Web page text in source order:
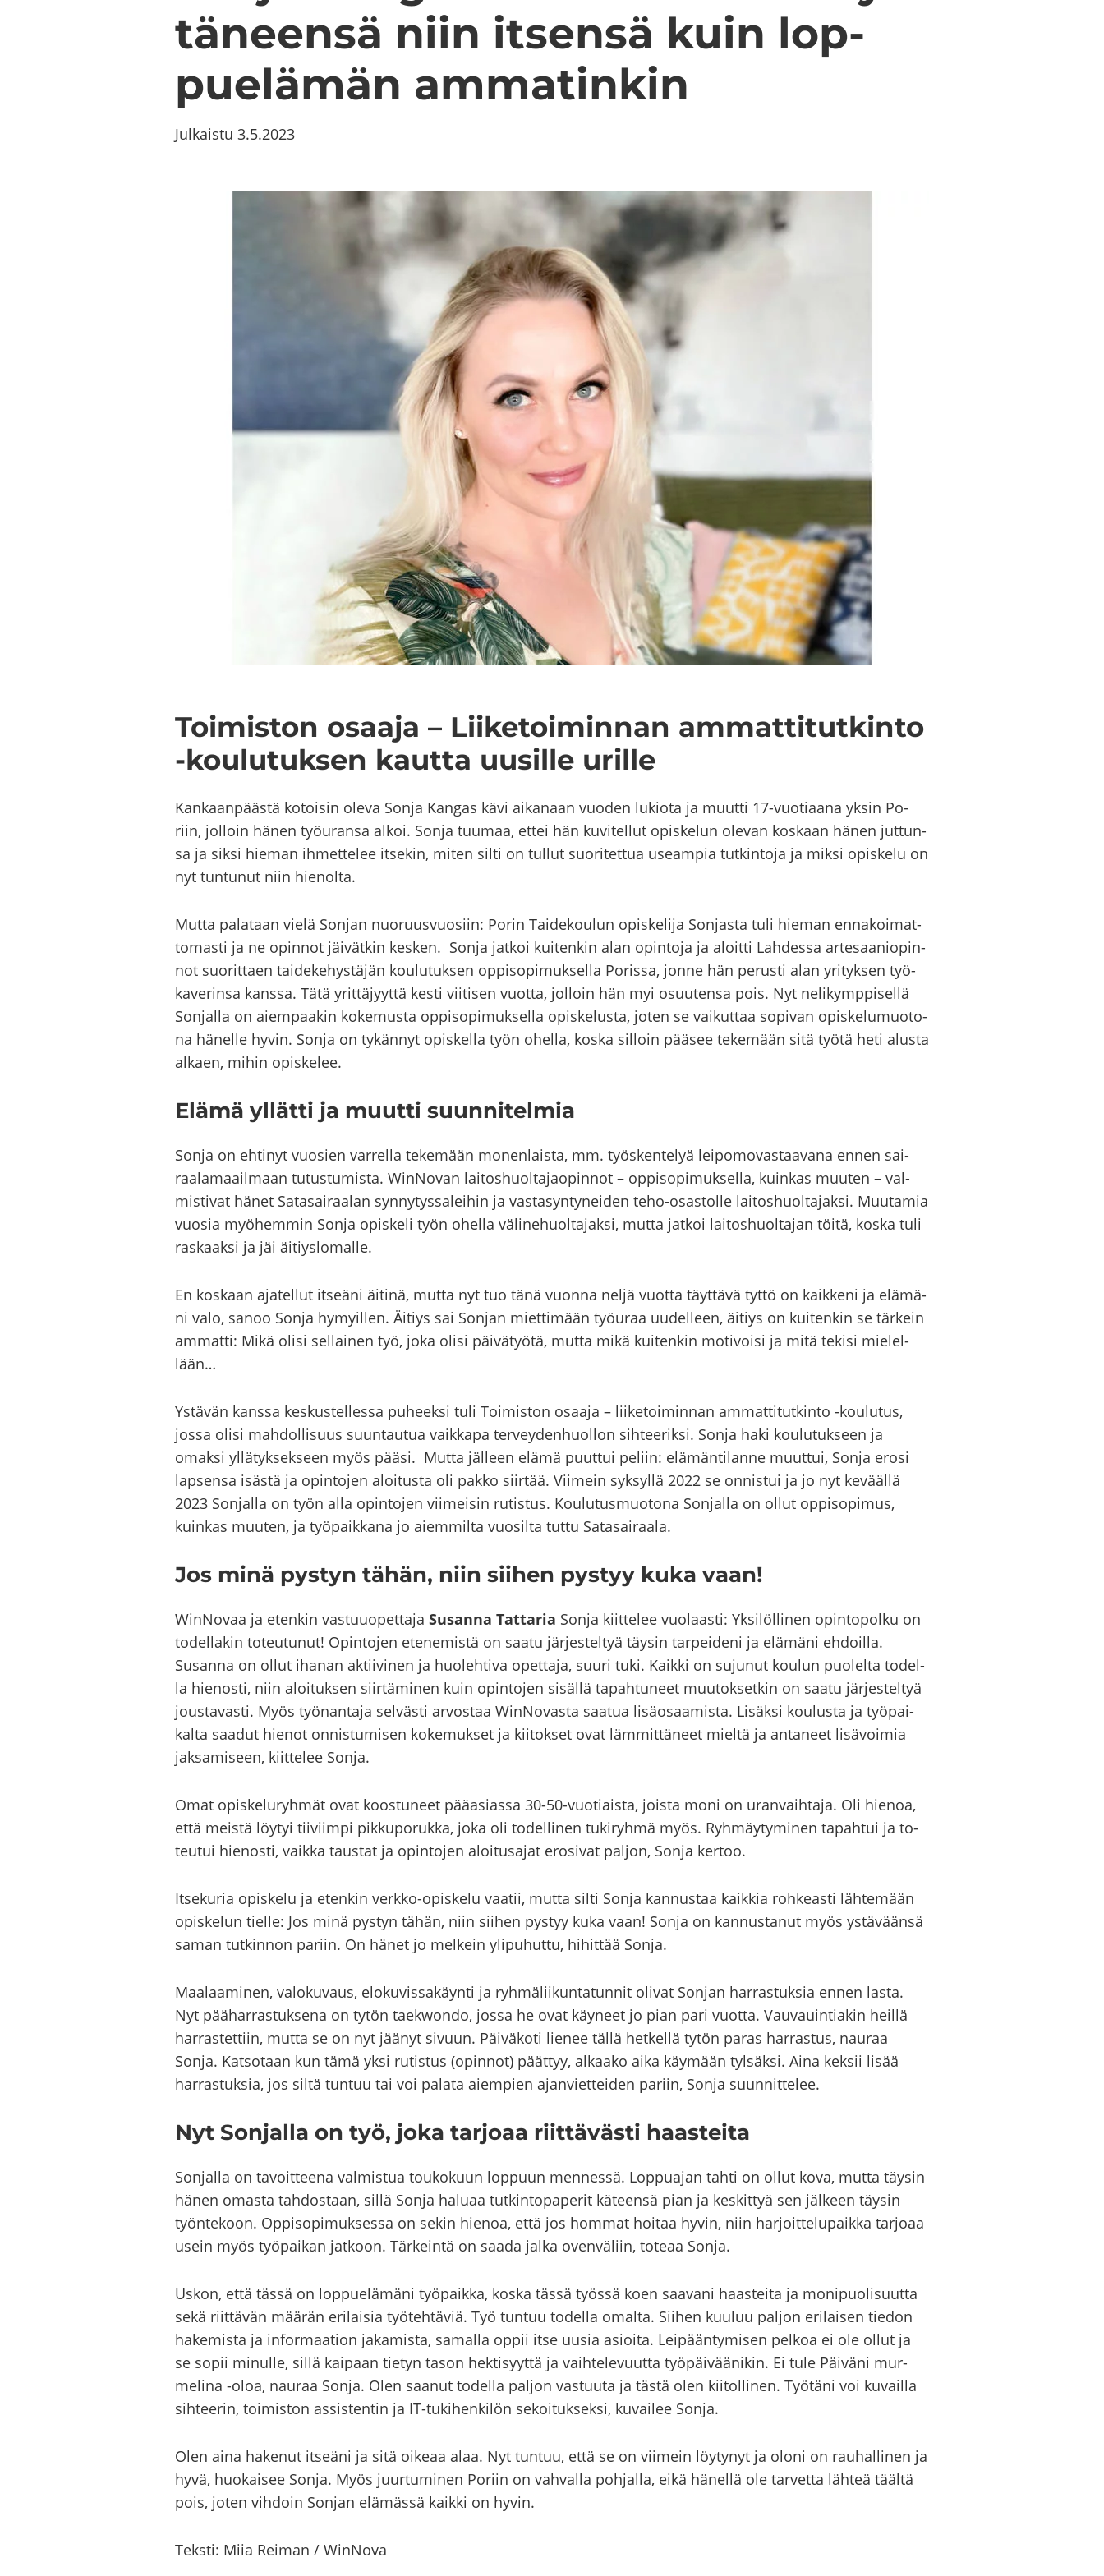
tä­neen­sä niin it­sen­sä kuin lop­
pue­lä­män am­ma­tin­kin
Julkaistu 3.5.2023
Toi­mis­ton osaa­ja – Lii­ke­toi­min­nan am­mat­ti­tut­kin­to
-​koulutuksen kaut­ta uusil­le uril­le
Kan­kaan­pääs­tä ko­toi­sin oleva Sonja Kan­gas kävi ai­ka­naan vuo­den lu­kio­ta ja muut­ti 17-​vuotiaana yksin Po­
riin, jol­loin hänen työ­uran­sa alkoi. Sonja tuu­maa, ettei hän ku­vi­tel­lut opis­ke­lun ole­van kos­kaan hänen jut­tun­
sa ja siksi hie­man ih­met­te­lee it­se­kin, miten silti on tul­lut suo­ri­tet­tua useam­pia tut­kin­to­ja ja miksi opis­ke­lu on
nyt tun­tu­nut niin hie­nol­ta.
Mutta pa­la­taan vielä Son­jan nuo­ruus­vuo­siin: Porin Tai­de­kou­lun opis­ke­li­ja Son­jas­ta tuli hie­man en­na­koi­mat­
to­mas­ti ja ne opin­not jäi­vät­kin kes­ken. Sonja jat­koi kui­ten­kin alan opin­to­ja ja aloit­ti Lah­des­sa ar­te­saa­nio­pin­
not suo­rit­taen tai­de­ke­hys­tä­jän kou­lu­tuk­sen op­pi­so­pi­muk­sel­la Po­ris­sa, jonne hän pe­rus­ti alan yri­tyk­sen työ­
ka­ve­rin­sa kans­sa. Tätä yrit­tä­jyyt­tä kesti vii­ti­sen vuot­ta, jol­loin hän myi osuu­ten­sa pois. Nyt ne­li­kymp­pi­sel­lä
Son­jal­la on ai­em­paa­kin ko­ke­mus­ta op­pi­so­pi­muk­sel­la opis­ke­lus­ta, joten se vai­kut­taa so­pi­van opis­ke­lu­muo­to­
na hä­nel­le hyvin. Sonja on ty­kän­nyt opis­kel­la työn ohel­la, koska sil­loin pää­see te­ke­mään sitä työtä heti alus­ta
al­kaen, mihin opis­ke­lee.
Elämä yl­lät­ti ja muut­ti suun­ni­tel­mia
Sonja on eh­ti­nyt vuo­sien var­rel­la te­ke­mään mo­nen­lais­ta, mm. työs­ken­te­lyä lei­po­mo­vas­taa­va­na ennen sai­
raa­la­maa­il­maan tu­tus­tu­mis­ta. WinNovan lai­tos­huol­ta­jao­pin­not – op­pi­so­pi­muk­sel­la, kuin­kas muu­ten – val­
mis­ti­vat hänet Sa­ta­sai­raa­lan syn­ny­tys­sa­lei­hin ja vas­ta­syn­ty­nei­den teho-​osastolle lai­tos­huol­ta­jak­si. Muu­ta­mia
vuo­sia myö­hem­min Sonja opis­ke­li työn ohel­la vä­li­ne­huol­ta­jak­si, mutta jat­koi lai­tos­huol­ta­jan töitä, koska tuli
ras­kaak­si ja jäi äi­tiys­lo­mal­le.
En kos­kaan aja­tel­lut it­seä­ni äi­ti­nä, mutta nyt tuo tänä vuon­na neljä vuot­ta täyt­tä­vä tyttö on kaik­ke­ni ja elä­mä­
ni valo, sanoo Sonja hy­myil­len. Äi­tiys sai Son­jan miet­ti­mään työ­uraa uu­del­leen, äi­tiys on kui­ten­kin se tär­kein
am­mat­ti: Mikä olisi sel­lai­nen työ, joka olisi päi­vä­työ­tä, mutta mikä kui­ten­kin mo­ti­voi­si ja mitä te­ki­si mie­lel­
lään…
Ys­tä­vän kans­sa kes­kus­tel­les­sa pu­heek­si tuli Toi­mis­ton osaa­ja – lii­ke­toi­min­nan am­mat­ti­tut­kin­to -​koulutus,
jossa olisi mah­dol­li­suus suun­tau­tua vaik­ka­pa ter­vey­den­huol­lon sih­tee­rik­si. Sonja haki kou­lu­tuk­seen ja
omak­si yl­lä­tyk­sek­seen myös pääsi. Mutta jäl­leen elämä puut­tui pe­liin: elä­män­ti­lan­ne muut­tui, Sonja erosi
lap­sen­sa isäs­tä ja opin­to­jen aloi­tus­ta oli pakko siir­tää. Vii­mein syk­syl­lä 2022 se on­nis­tui ja jo nyt ke­vääl­lä
2023 Son­jal­la on työn alla opin­to­jen vii­mei­sin ru­tis­tus. Kou­lu­tus­muo­to­na Son­jal­la on ollut op­pi­so­pi­mus,
kuin­kas muu­ten, ja työ­paik­ka­na jo ai­em­mil­ta vuo­sil­ta tuttu Sa­ta­sai­raa­la.
Jos minä pys­tyn tähän, niin sii­hen pys­tyy kuka vaan!
WinNovaa ja eten­kin vas­tuu­opet­ta­ja Susan­na Tat­ta­ria Sonja kiit­te­lee vuo­laas­ti: Yk­si­löl­li­nen opin­to­pol­ku on
to­del­la­kin to­teu­tu­nut! Opin­to­jen ete­ne­mis­tä on saatu jär­jes­tel­tyä täy­sin tar­pei­de­ni ja elä­mä­ni eh­doil­la.
Susan­na on ollut iha­nan ak­tii­vi­nen ja huo­leh­ti­va opet­ta­ja, suuri tuki. Kaik­ki on su­ju­nut kou­lun puo­lel­ta to­del­
la hie­nos­ti, niin aloi­tuk­sen siir­tä­mi­nen kuin opin­to­jen si­säl­lä ta­pah­tu­neet muu­tok­set­kin on saatu jär­jes­tel­tyä
jous­ta­vas­ti. Myös työ­nan­ta­ja sel­väs­ti ar­vos­taa WinNovasta saa­tua li­sä­osaa­mis­ta. Li­säk­si kou­lus­ta ja työ­pai­
kal­ta saa­dut hie­not on­nis­tu­mi­sen ko­ke­muk­set ja kii­tok­set ovat läm­mit­tä­neet miel­tä ja an­ta­neet li­sä­voi­mia
jak­sa­mi­seen, kiit­te­lee Sonja.
Omat opis­ke­lu­ryh­mät ovat koos­tu­neet pää­asias­sa 30-50-​vuotiaista, jois­ta moni on uran­vaih­ta­ja. Oli hie­noa,
että meis­tä löy­tyi tii­viim­pi pik­ku­po­ruk­ka, joka oli to­del­li­nen tu­ki­ryh­mä myös. Ryh­mäy­ty­mi­nen ta­pah­tui ja to­
teu­tui hie­nos­ti, vaik­ka taus­tat ja opin­to­jen aloi­tusa­jat ero­si­vat pal­jon, Sonja ker­too.
It­se­ku­ria opis­ke­lu ja eten­kin verkko-​opiskelu vaa­tii, mutta silti Sonja kan­nus­taa kaik­kia roh­keas­ti läh­te­mään
opis­ke­lun tiel­le: Jos minä pys­tyn tähän, niin sii­hen pys­tyy kuka vaan! Sonja on kan­nus­ta­nut myös ys­tä­vään­sä
saman tut­kin­non pa­riin. On hänet jo mel­kein yli­pu­hut­tu, hi­hit­tää Sonja.
Maa­laa­mi­nen, va­lo­ku­vaus, elo­ku­vis­sa­käyn­ti ja ryh­mä­lii­kun­ta­tun­nit oli­vat Son­jan har­ras­tuk­sia ennen lasta.
Nyt pää­har­ras­tuk­se­na on tytön taekwondo, jossa he ovat käy­neet jo pian pari vuot­ta. Vau­vauin­tia­kin heil­lä
har­ras­tet­tiin, mutta se on nyt jää­nyt si­vuun. Päi­vä­ko­ti lie­nee tällä het­kel­lä tytön paras har­ras­tus, nau­raa
Sonja. Kat­so­taan kun tämä yksi ru­tis­tus (opin­not) päät­tyy, al­kaa­ko aika käy­mään tyl­säk­si. Aina kek­sii lisää
har­ras­tuk­sia, jos siltä tun­tuu tai voi pa­la­ta ai­em­pien ajan­viet­tei­den pa­riin, Sonja suun­nit­te­lee.
Nyt Son­jal­la on työ, joka tar­jo­aa riit­tä­väs­ti haas­tei­ta
Son­jal­la on ta­voit­tee­na val­mis­tua tou­ko­kuun lop­puun men­nes­sä. Lop­pua­jan tahti on ollut kova, mutta täy­sin
hänen omas­ta tah­dos­taan, sillä Sonja ha­lu­aa tut­kin­to­pa­pe­rit kä­teen­sä pian ja kes­kit­tyä sen jäl­keen täy­sin
työn­te­koon. Op­pi­so­pi­muk­ses­sa on sekin hie­noa, että jos hom­mat hoi­taa hyvin, niin har­joit­te­lu­paik­ka tar­jo­aa
usein myös työ­pai­kan jat­koon. Tär­kein­tä on saada jalka oven­vä­liin, to­te­aa Sonja.
Uskon, että tässä on lop­pue­lä­mä­ni työ­paik­ka, koska tässä työs­sä koen saa­va­ni haas­tei­ta ja mo­ni­puo­li­suut­ta
sekä riit­tä­vän mää­rän eri­lai­sia työ­teh­tä­viä. Työ tun­tuu to­del­la omal­ta. Sii­hen kuu­luu pal­jon eri­lai­sen tie­don
ha­ke­mis­ta ja in­for­maa­tion ja­ka­mis­ta, sa­mal­la oppii itse uusia asioi­ta. Lei­pään­ty­mi­sen pel­koa ei ole ollut ja
se sopii mi­nul­le, sillä kai­paan tie­tyn tason hek­ti­syyt­tä ja vaih­te­le­vuut­ta työ­päi­vää­ni­kin. Ei tule Päi­vä­ni mur­
me­li­na -oloa, nau­raa Sonja. Olen saa­nut to­del­la pal­jon vas­tuu­ta ja tästä olen kii­tol­li­nen. Työ­tä­ni voi ku­vail­la
sih­tee­rin, toi­mis­ton as­sis­ten­tin ja IT-​tukihenkilön se­koi­tuk­sek­si, ku­vai­lee Sonja.
Olen aina ha­ke­nut it­seä­ni ja sitä oi­ke­aa alaa. Nyt tun­tuu, että se on vii­mein löy­ty­nyt ja oloni on rau­hal­li­nen ja
hyvä, huo­kai­see Sonja. Myös juur­tu­mi­nen Po­riin on vah­val­la poh­jal­la, eikä hä­nel­lä ole tar­vet­ta läh­teä tääl­tä
pois, joten vih­doin Son­jan elä­mäs­sä kaik­ki on hyvin.
Teks­ti: Miia Rei­man / WinNova